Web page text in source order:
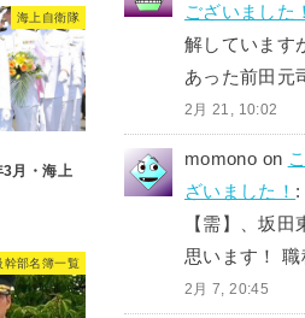
海上自衛隊
月・海上
幹部名簿一覧
ございました！
解しています
あった前田
2月 21, 10:02
momono on
ざいました！ :
【需】、坂
思います！
2月 7, 20:45